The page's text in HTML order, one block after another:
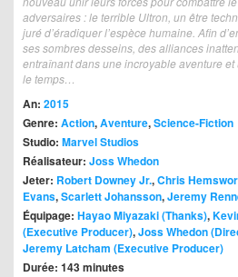
adversaires : le terrible Ultron, un être
juré d’éradiquer l’espèce humaine. Afin
ses sombres desseins, des alliances
entraînant dans une incroyable aventure
le temps…
An: 2015
Genre: Action,Aventure,Science-Fiction
Studio: Marvel Studios
Réalisateur: Joss Whedon
Jeter: Robert Downey Jr.,Chris
Evans,Scarlett Johansson,Jeremy
Équipage: Hayao Miyazaki (Thanks),
(Executive Producer),Joss Whedon
Jeremy Latcham (Executive Producer)
Durée: 143 minutes